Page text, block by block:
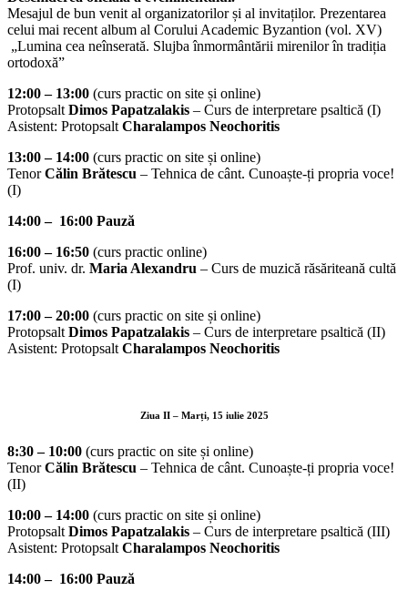
Mesajul de bun venit al organizatorilor și al invitaților. Prezentarea
celui mai recent album al Corului Academic Byzantion (vol. XV)
„Lumina cea neînserată. Slujba înmormântării mirenilor în tradiția
ortodoxă”
12:00 – 13:00 (curs practic on site și online)
Protopsalt Dimos Papatzalakis – Curs de interpretare psaltică (I)
Asistent: Protopsalt Charalampos Neochoritis
13:00 – 14:00 (curs practic on site și online)
TenorCălin Brătescu – Tehnica de cânt. Cunoaște-ți propria voce!
(I)
14:00 – 16:00 Pauză
16:00 – 16:50 (curs practic online)
Prof. univ. dr. Maria Alexandru – Curs de muzică răsăriteană cultă
(I)
17:00 – 20:00 (curs practic on site și online)
Protopsalt Dimos Papatzalakis – Curs de interpretare psaltică (II)
Asistent: Protopsalt Charalampos Neochoritis
Ziua II – Marți, 15 iulie 2025
8:30 – 10:00 (curs practic on site și online)
TenorCălin Brătescu – Tehnica de cânt. Cunoaște-ți propria voce!
(II)
10:00 – 14:00 (curs practic on site și online)
ProtopsaltDimos Papatzalakis – Curs de interpretare psaltică (III)
Asistent: ProtopsaltCharalampos Neochoritis
14:00 – 16:00 Pauză